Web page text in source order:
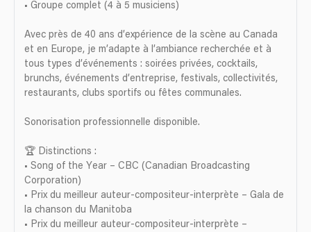
• Groupe complet (4 à 5 musiciens)
Avec près de 40 ans d’expérience de la scène au Canada
et en Europe, je m’adapte à l’ambiance recherchée et à
tous types d’événements : soirées privées, cocktails,
brunchs, événements d’entreprise, festivals, collectivités,
restaurants, clubs sportifs ou fêtes communales.
Sonorisation professionnelle disponible.
🏆 Distinctions :
• Song of the Year – CBC (Canadian Broadcasting
Corporation)
• Prix du meilleur auteur-compositeur-interprète – Gala de
la chanson du Manitoba
• Prix du meilleur auteur-compositeur-interprète –